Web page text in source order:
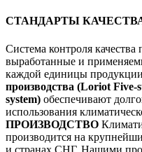
СТАНДАРТЫ
Система контроля
выработанные и
каждой единицы
производства (Loriot Five-
system) обеспечивают
использования
ПРОИЗВОДСТВО
производится на
и странах СНГ. Нашими